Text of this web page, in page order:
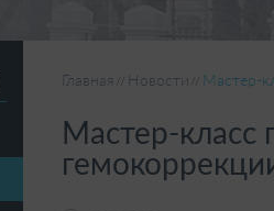
Главная Новости Мастер-
Мастер-класс